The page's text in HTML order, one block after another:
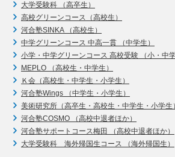
大学受験科 （高卒生）
高校グリーンコース（高校生）
河合塾SINKA （高校生）
中学グリーンコース 中高一貫 （中学生）
小学・中学グリーンコース 高校受験 （小・中学
MEPLO （高校生・中学生）
Ｋ会（高校生・中学生・小学生）
河合塾Wings （中学生・小学生）
美術研究所（高卒生・高校生・中学生・小学生）
河合塾COSMO （高校中退者ほか）
河合塾サポートコース梅田 （高校中退者ほか）
大学受験科 海外帰国生コース （海外帰国生）